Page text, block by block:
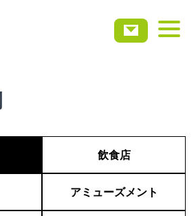
飲食店
アミューズメント